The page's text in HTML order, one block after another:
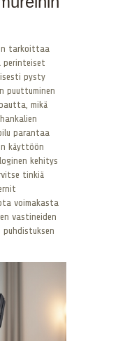
tarkoittaa
perinteiset
pysty
puuttuminen
mikä
parantaa
käyttöön
kehitys
tinkiä
voimakasta
vastineiden
puhdistuksen